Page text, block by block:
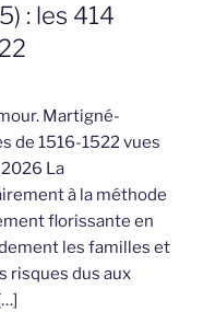
: les 414
Martigné-
de 1516-1522 vues
La
à la méthode
florissante en
les familles et
risques dus aux